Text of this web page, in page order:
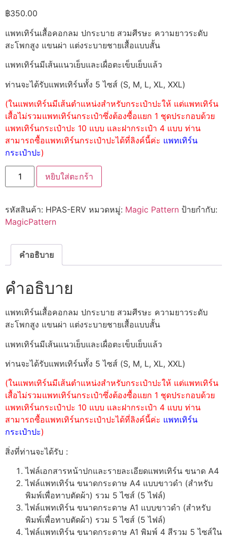
฿350.00
แพทเทิร์นเสื้อคอกลม ปกระบาย สวมศีรษะ ความยาวระดับ
สะโพกสูง แขนผ่า แต่งระบายชายเสื้อแบบสั้น
แพทเทิร์นมีเส้นแนวเย็บและเผื่อตะเข็บเย็บแล้ว
ท่านจะได้รับแพทเทิร์นทั้ง 5 ไซส์ (S, M, L, XL, XXL)
(ในแพทเทิร์นมีเส้นตำแหน่งสำหรับกระเป๋าปะให้ แต่แพทเทิร์น
เสื้อไม่รวมแพทเทิร์นกระเป๋าซึ่งต้องซื้อแยก 1 ชุดประกอบด้วย
แพทเทิร์นกระเป๋าปะ 10 แบบ และฝากระเป๋า 4 แบบ ท่าน
สามารถซื้อแพทเทิร์นกระเป๋าปะได้ที่ลิงค์นี้ค่ะ แพทเทิร์น
กระเป๋าปะ)
หยิบใส่ตะกร้า
รหัสสินค้า: HPAS-ERV หมวดหมู่: Magic Pattern ป้ายกำกับ:
MagicPattern
คำอธิบาย
คำอธิบาย
แพทเทิร์นเสื้อคอกลม ปกระบาย สวมศีรษะ ความยาวระดับ
สะโพกสูง แขนผ่า แต่งระบายชายเสื้อแบบสั้น
แพทเทิร์นมีเส้นแนวเย็บและเผื่อตะเข็บเย็บแล้ว
ท่านจะได้รับแพทเทิร์นทั้ง 5 ไซส์ (S, M, L, XL, XXL)
(ในแพทเทิร์นมีเส้นตำแหน่งสำหรับกระเป๋าปะให้ แต่แพทเทิร์น
เสื้อไม่รวมแพทเทิร์นกระเป๋าซึ่งต้องซื้อแยก 1 ชุดประกอบด้วย
แพทเทิร์นกระเป๋าปะ 10 แบบ และฝากระเป๋า 4 แบบ ท่าน
สามารถซื้อแพทเทิร์นกระเป๋าปะได้ที่ลิงค์นี้ค่ะ แพทเทิร์น
กระเป๋าปะ)
สิ่งที่ท่านจะได้รับ :
ไฟล์เอกสารหน้าปกและรายละเอียดแพทเทิร์น ขนาด A4
ไฟล์แพทเทิร์น ขนาดกระดาษ A4 แบบขาวดำ (สำหรับ
พิมพ์เพื่อทาบตัดผ้า) รวม 5 ไซส์ (5 ไฟล์)
ไฟล์แพทเทิร์น ขนาดกระดาษ A1 แบบขาวดำ (สำหรับ
พิมพ์เพื่อทาบตัดผ้า) รวม 5 ไซส์ (5 ไฟล์)
ไฟล์แพทเทิร์น ขนาดกระดาษ A1 พิมพ์ 4 สีรวม 5 ไซส์ใน